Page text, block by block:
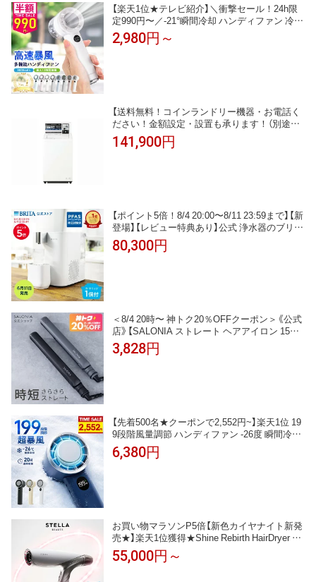
【楽天1位★テレビ紹介】＼衝撃セール！24h限
定990円〜／-21°瞬間冷却 ハンディファン 冷却
1〜100段階 大風量 冷却ハンディファン 扇風機
卓上 小型扇風機 携帯扇風機 コンパクト 冷却プ
2,980円～
【送料無料！コインランドリー機器・お電話く
ださい！金額設定・設置も承ります！（別途料
金）】コイン式洗濯機 MCW-C50L
141,900円
【ポイント5倍！8/4 20:00〜8/11 23:59まで】【新
登場】【レビュー特典あり】公式 浄水器のブリタ
サーバー型浄水器 ブリタ キューブCool ホワイ
ト マクストラプロ ピュアパフォーマンスカー
80,300円
＜8/4 20時〜 神トク20％OFFクーポン＞《公式
店》【SALONIA ストレート ヘアアイロン 15m
m 24mm 35mm】楽天1位送料無料 1年保証 耐熱
ポーチ付き サロニア 人気 おすすめ プレゼント
3,828円
【先着500名★クーポンで2,552円~】楽天1位 19
9段階風量調節 ハンディファン -26度 瞬間冷却
4WAYデザイン 折りたたみマイナスイオン 手
持ち扇風機 20H連続稼働 大風量 ハイパワー コ
6,380円
お買い物マラソンP5倍【新色カイヤナイト新発
売★】楽天1位獲得★Shine Rebirth HairDryer JE
WEL★ ドライヤー STELLA BEAUTE LLLT プ
ラズマイオン 速乾 艶 美髪 髪質改善 キューテ
55,000円～